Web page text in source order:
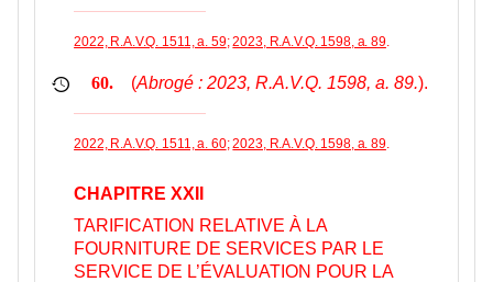
2022, R.A.V.Q. 1511, a. 59;2023, R.A.V.Q. 1598, a. 89.
60. (Abrogé : 2023, R.A.V.Q. 1598, a. 89.).
2022, R.A.V.Q. 1511, a. 60;2023, R.A.V.Q. 1598, a. 89.
CHAPITRE XXII
TARIFICATION RELATIVE À LA
FOURNITURE DE SERVICES PAR LE
SERVICE DE L’ÉVALUATION POUR LA